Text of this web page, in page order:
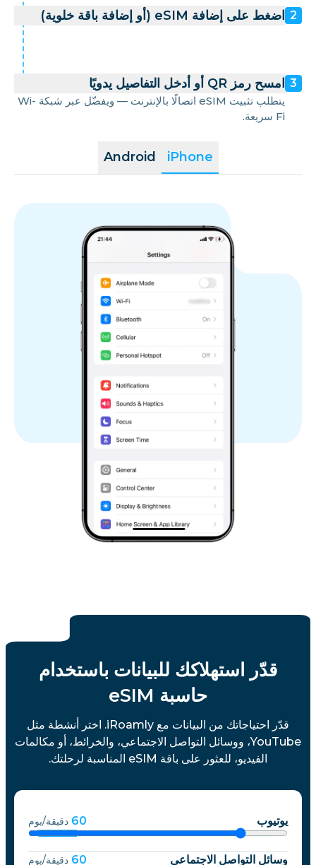
iPhone
Android
2 اضغط على إضافة eSIM (أو إضافة باقة خلوية)
3 امسح رمز QR أو أدخل التفاصيل يدويًا
يتطلب تثبيت eSIM اتصالًا بالإنترنت — ويفضّل عبر شبكة Wi-
Fi سريعة.
قدّر استهلاكك للبيانات باستخدام
حاسبة eSIM
قدّر احتياجاتك من البيانات مع iRoamly. اختر أنشطة مثل
YouTube، ووسائل التواصل الاجتماعي، والخرائط، أو مكالمات
الفيديو، للعثور على باقة eSIM المناسبة لرحلتك.
يوتيوب 60 دقيقة/يوم
وسائل التواصل الاجتماعي 60 دقيقة/يوم